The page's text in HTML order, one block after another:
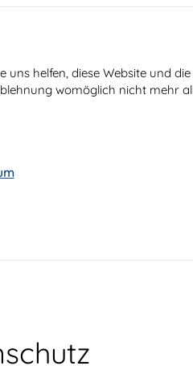
helfen, diese Website und
womöglich nicht mehr